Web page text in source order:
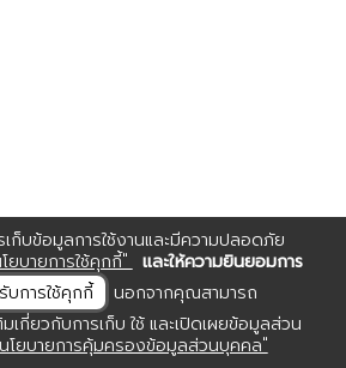
เก็บข้อมูลการใช้งานและมีความปลอดภัย
ยบายการใช้คุกกี้"
และให้ความยินยอมการ
บการใช้คุกกี้
นอกจากคุณสามารถ
กี่ยวกับการเก็บ ใช้ และเปิดเผยข้อมูลส่วน
โยบายการคุ้มครองข้อมูลส่วนบุคคล"